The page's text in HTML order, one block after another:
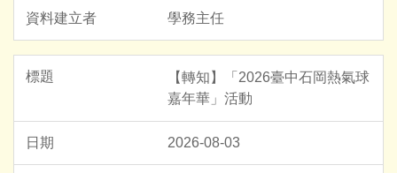
學務主任
【轉知】「2026臺中石岡熱氣球
嘉年華」活動
2026-08-03